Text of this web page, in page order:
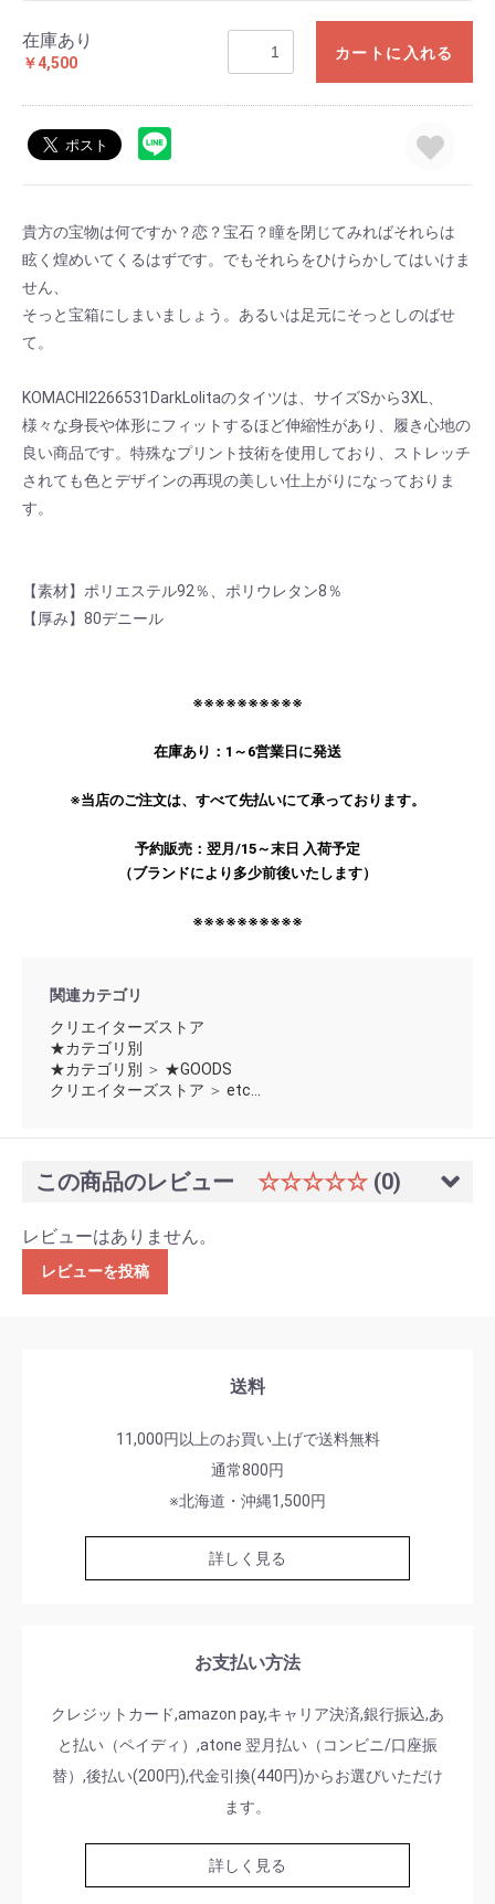
在庫あり
￥4,500
カートに入れる
貴方の宝物は何ですか？恋？宝石？瞳を閉じてみればそれらは
眩く煌めいてくるはずです。でもそれらをひけらかしてはいけま
せん、
そっと宝箱にしまいましょう。あるいは足元にそっとしのばせ
て。
KOMACHI2266531DarkLolitaのタイツは、サイズSから3XL、
様々な身長や体形にフィットするほど伸縮性があり、履き心地の
良い商品です。特殊なプリント技術を使用しており、ストレッチ
されても色とデザインの再現の美しい仕上がりになっておりま
す。
【素材】ポリエステル92％、ポリウレタン8％
【厚み】80デニール
※※※※※※※※※※
在庫あり：1～6営業日に発送
※当店のご注文は、すべて先払いにて承っております。
予約販売：翌月/15～末日 入荷予定
（ブランドにより多少前後いたします）
※※※※※※※※※※
関連カテゴリ
クリエイターズストア
★カテゴリ別
★カテゴリ別 ＞ ★GOODS
クリエイターズストア ＞ etc...
この商品のレビュー ☆☆☆☆☆ (0)
レビューはありません。
レビューを投稿
送料
11,000円以上のお買い上げで送料無料
通常800円
※北海道・沖縄1,500円
詳しく見る
お支払い方法
クレジットカード,amazon pay,キャリア決済,銀行振込,あ
と払い（ペイディ）,atone 翌月払い（コンビニ/口座振
替）,後払い(200円),代金引換(440円)からお選びいただけ
ます。
詳しく見る